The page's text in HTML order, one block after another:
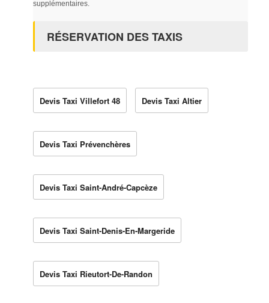
supplémentaires.
RÉSERVATION DES TAXIS
Devis Taxi Villefort 48 Devis Taxi Altier
Devis Taxi Prévenchères
Devis Taxi Saint-André-Capcèze
Devis Taxi Saint-Denis-En-Margeride
Devis Taxi Rieutort-De-Randon